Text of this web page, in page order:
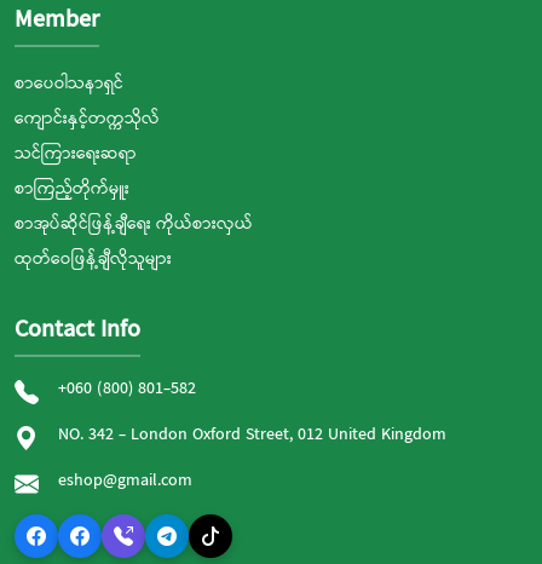
Member
စာပေဝါသနာရှင်
ကျောင်းနှင့်တက္ကသိုလ်
သင်ကြားရေးဆရာ
စာကြည့်တိုက်မှူး
စာအုပ်ဆိုင်ဖြန့်ချီရေး ကိုယ်စားလှယ်
ထုတ်ဝေဖြန့်ချီလိုသူများ
Contact Info
+060 (800) 801-582
NO. 342 - London Oxford Street, 012 United Kingdom
eshop@gmail.com